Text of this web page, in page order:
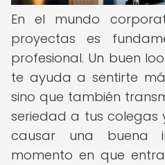
En el mundo
proyectas es
profesional. Un buen
te ayuda a sentirte
sino que también
seriedad a tus colegas
causar una buena
momento en que